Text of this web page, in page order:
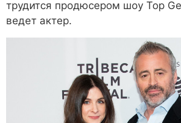
трудится продюсером шоу Top
ведет актер.